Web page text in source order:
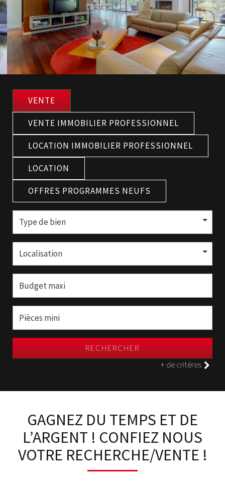
VENTE
VENTE IMMOBILIER PROFESSIONNEL
LOCATION IMMOBILIER PROFESSIONNEL
LOCATION
OFFRES PROGRAMMES NEUFS
Type de bien
Localisation
RECHERCHER
+ de critères
GAGNEZ DU TEMPS ET DE
L’ARGENT ! CONFIEZ NOUS
VOTRE RECHERCHE/VENTE !